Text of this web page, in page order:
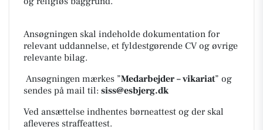
Ansøgningen skal indeholde dokumentation for
relevant uddannelse, et fyldestgørende CV og øvrige
relevante bilag.
Ansøgningen mærkes ”Medarbejder – vikariat” og
sendes på mail til: siss@esbjerg.dk
Ved ansættelse indhentes børneattest og der skal
afleveres straffeattest.